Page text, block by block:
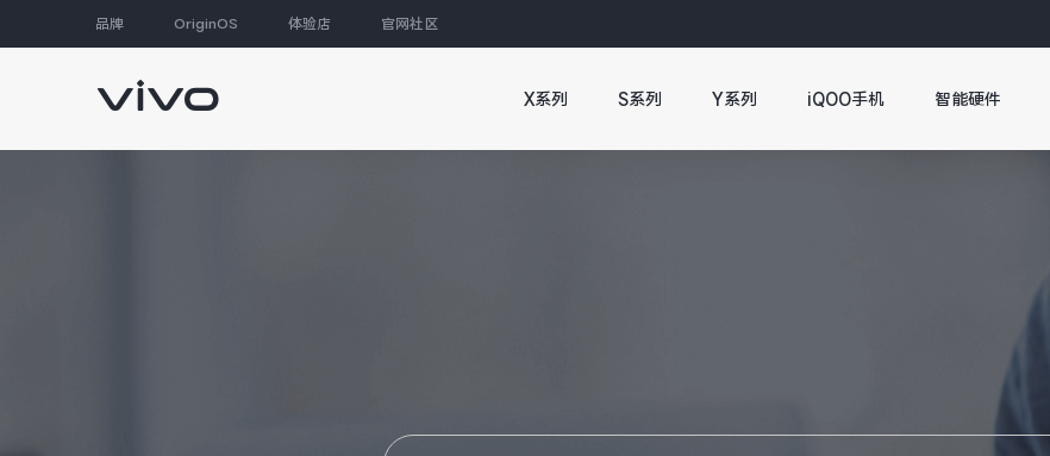
品牌 OriginOS 体验店 官网社区
X系列 S系列 Y系列 iQOO手机 智能硬件